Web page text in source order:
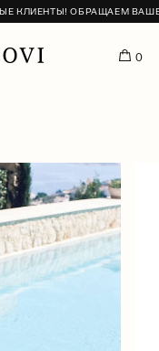
КЛИЕНТЫ! ОБРАЩАЕМ ВАШЕ
0